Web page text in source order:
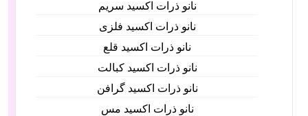
نانو ذرات اکسید سریم
نانو ذرات اکسید فلزی
نانو ذرات اکسید قلع
نانو ذرات اکسید کبالت
نانو ذرات اکسید گرافن
نانو ذرات اکسید مس